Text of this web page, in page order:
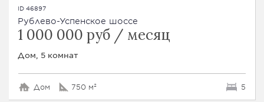
ID 46897
Рублево-Успенское шоссе
1 000 000 руб / месяц
Дом, 5 комнат
Дом 750 м² 5